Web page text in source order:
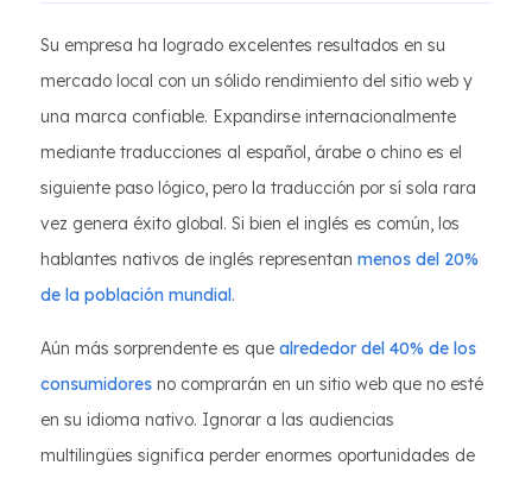
Su empresa ha logrado excelentes resultados en su
mercado local con un sólido rendimiento del sitio web y
una marca confiable. Expandirse internacionalmente
mediante traducciones al español, árabe o chino es el
siguiente paso lógico, pero la traducción por sí sola rara
vez genera éxito global. Si bien el inglés es común, los
hablantes nativos de inglés representan menos del 20%
de la población mundial.
Aún más sorprendente es que alrededor del 40% de los
consumidores no comprarán en un sitio web que no esté
en su idioma nativo. Ignorar a las audiencias
multilingües significa perder enormes oportunidades de